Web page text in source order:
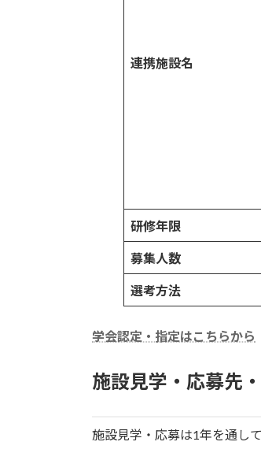
連携施設名
研修年限
募集人数
選考方法
学会認定・指定はこちらから
施設見学・応募先
施設見学・応募は1年を通し